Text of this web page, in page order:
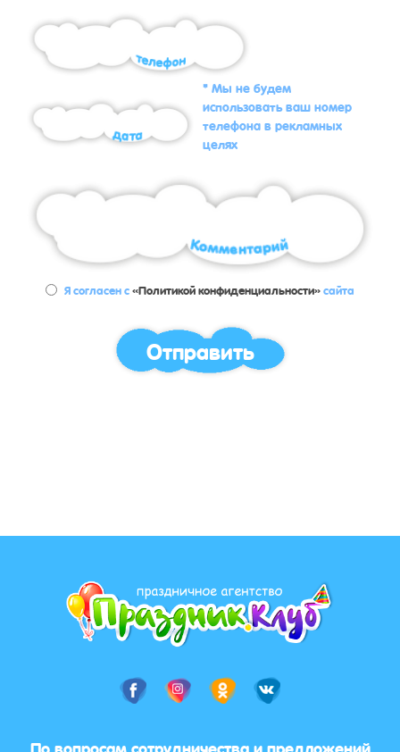
* Мы не будем
использовать ваш номер
телефона в рекламных
целях
Я согласен с«Политикой конфиденциальности»сайта
Отправить